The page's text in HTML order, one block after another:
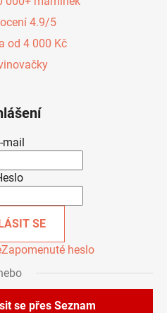
4.9/5
od 4 000 Kč
mail
SE
Zapomenuté heslo
se přes Seznam